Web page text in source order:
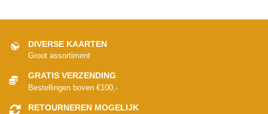
DIVERSE KAARTEN
Groot assortiment
GRATIS VERZENDING
Bestellingen boven €100,-
RETOURNEREN MOGELIJK